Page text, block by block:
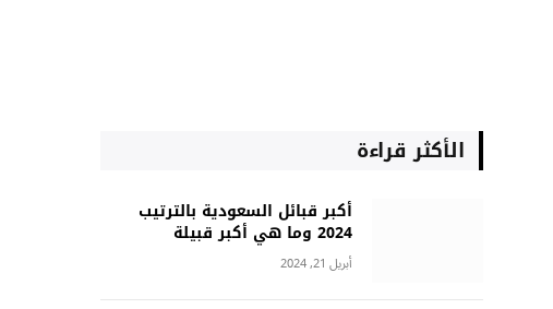
الأكثر قراءة
أكبر قبائل السعودية بالترتيب
2024 وما هي أكبر قبيلة
أبريل 21, 2024